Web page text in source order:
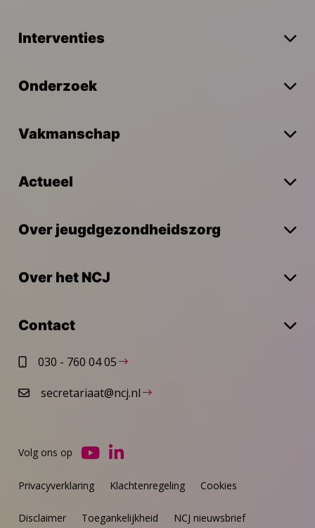
Interventies
Onderzoek
Vakmanschap
Actueel
Over jeugdgezondheidszorg
Over het NCJ
Contact
030 - 760 04 05
secretariaat@ncj.nl
Privacyverklaring Klachtenregeling Cookies
Disclaimer Toegankelijkheid NCJ nieuwsbrief
Volg ons op
Ga
YouTube
Ga
LinkedIn